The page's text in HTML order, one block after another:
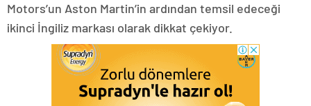
Motors’un Aston Martin’in ardından temsil edeceği
ikinci İngiliz markası olarak dikkat çekiyor.